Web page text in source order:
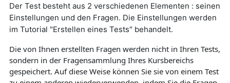
Der Test besteht aus 2 verschiedenen Elementen : seinen
Einstellungen und den Fragen. Die Einstellungen werden
im Tutorial "Erstellen eines Tests" behandelt.
Die von Ihnen erstellten Fragen werden nicht in Ihren Tests,
sondern in der Fragensammlung Ihres Kursbereichs
gespeichert. Auf diese Weise können Sie sie von einem Test